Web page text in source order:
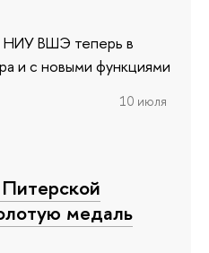
НИУ ВШЭ теперь в
и с новыми функциями
10 июля
медаль